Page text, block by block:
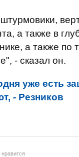
а также в
а также по
- сказал он.
уже есть
- Резников